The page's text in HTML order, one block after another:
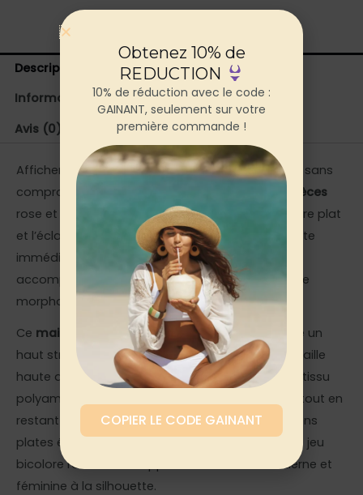
Description
Informations complémentaires
Avis (0)
Afficher une silhouette assurée au bord de l’eau, sans
compromis sur le style : ce
maillot gainant 2 pièces
rose et bleu réunit la puissance du maintien ventre plat
et l’éclat d’une combinaison de couleurs qui capte
immédiatement le regard. Un choix qui vous
accompagne avec confiance, quel que soit votre
morphologie.
Ce maillot gainant avec short 2 pièces
associe un
haut structurant à bretelles et un short gainant taille
haute qui lisse et retient le ventre en douceur. Le tissu
polyamide-élasthanne offre un maintien ferme tout en
restant respirant et résistant au chlore. Les finitions
plates évitent toute marque visible, tandis que le jeu
bicolore rose et bleu apporte une touche moderne et
féminine à la silhouette.
Obtenez 10% de
REDUCTION
10% de réduction avec le code :
GAINANT, seulement sur votre
première commande !
COPIER LE CODE GAINANT